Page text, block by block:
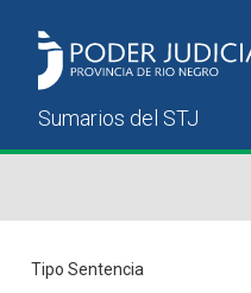
Tipo Sentencia